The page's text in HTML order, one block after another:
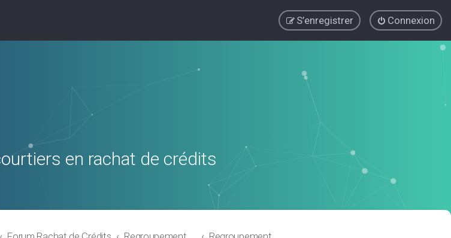
Connexion
S’enregistrer
en rachat de crédits